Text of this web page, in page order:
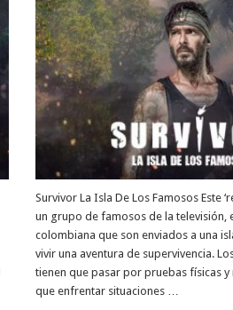
Survivor La Isla De Los Famosos Este
un grupo de famosos de la televisión,
colombiana que son enviados a una
vivir una aventura de supervivencia.
tienen que pasar por pruebas físicas y
que enfrentar situaciones …